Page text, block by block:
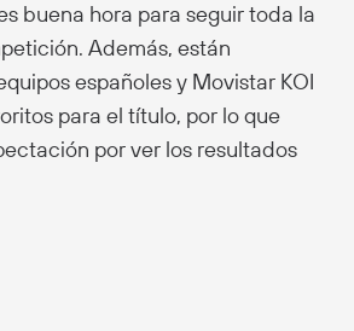
buena hora para seguir toda la
Además, están
españoles y Movistar KOI
para el título, por lo que
por ver los resultados